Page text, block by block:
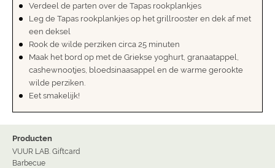
Verdeel de parten over de Tapas rookplankjes
Leg de Tapas rookplankjes op het grillrooster en dek af met
een deksel
Rook de wilde perziken circa 25 minuten
Maak het bord op met de Griekse yoghurt, granaatappel,
cashewnootjes, bloedsinaasappel en de warme gerookte
wilde perziken.
Eet smakelijk!
Producten
VUUR LAB. Giftcard
Barbecue